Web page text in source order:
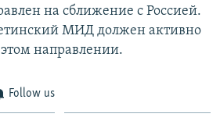
на сближение с Россией.
МИД должен активно
направлении.
Follow us